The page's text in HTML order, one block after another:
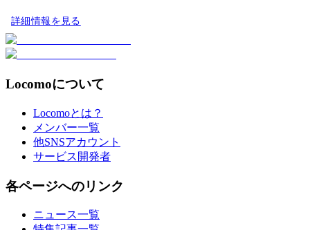
詳細情報を見る
Locomoについて
Locomoとは？
メンバー一覧
他SNSアカウント
サービス開発者
各ページへのリンク
ニュース一覧